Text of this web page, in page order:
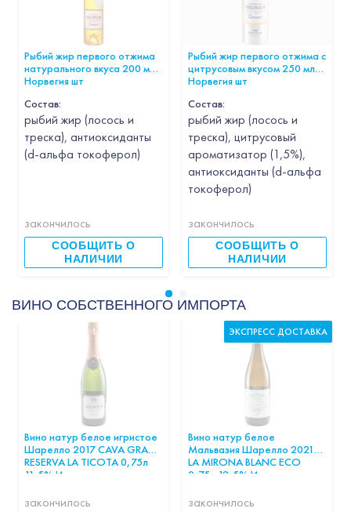
Рыбий жир первого отжима
натурального вкуса 200 мл.
Норвегия шт
Состав:
рыбий жир (лосось и
треска), антиоксиданты
(d-альфа токоферол)
закончилось
СООБЩИТЬ О
НАЛИЧИИ
Рыбий жир первого отжима с
цитрусовым вкусом 250 мл
Норвегия шт
Состав:
рыбий жир (лосось и
треска), цитрусовый
ароматизатор (1,5%),
антиоксиданты (d-альфа
токоферол)
закончилось
СООБЩИТЬ О
НАЛИЧИИ
ВИНО СОБСТВЕННОГО ИМПОРТА
Вино натур белое игристое
Шарелло 2017 CAVA GRAN
RESERVA LA TICOTA 0,75л
11,5% Испания шт
закончилось
Вино натур белое
Мальвазия Шарелло 2021
LA MIRONA BLANC ECO
0,75л 12,5% Испания шт
закончилось
ЭКСПРЕСС ДОСТАВКА